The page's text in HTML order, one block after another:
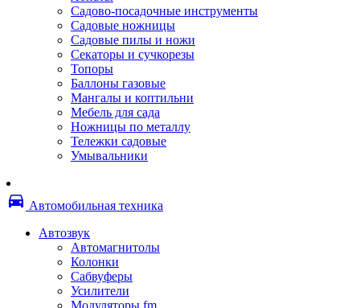
Чернила и заправки
Фотобарабаны
Оригинальные расходные материалы
Для лазерных устройств печати
Матричные картриджи
Опции
Струйные картриджи
Термопленки
Картриджи лазерные, тонер-картриджи
Лазерные оригинальные
Снпч
Струйные оригинальные
Материалы для переплета
Запчасти и другие расходные материалы
Автоподатчики
Садово-посадочные инструменты
Садовые ножницы
Садовые пилы и ножи
Секаторы и сучкорезы
Топоры
Баллоны газовые
Мангалы и коптильни
Мебель для сада
Ножницы по металлу
Тележки садовые
Умывальники
directions_car Автомобильная техника
Автозвук
Автомагнитолы
Колонки
Сабвуферы
Усилители
Модуляторы fm